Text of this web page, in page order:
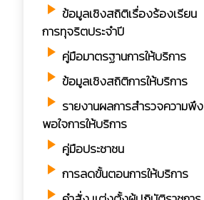
play_arrow ข้อมูลเชิงสถิติเรื่องร้องเรียน
การทุจริตประจำปี
play_arrow คู่มือมาตรฐานการให้บริการ
play_arrow ข้อมูลเชิงสถิติการให้บริการ
play_arrow รายงานผลการสำรวจความพึง
พอใจการให้บริการ
play_arrow คู่มือประชาชน
play_arrow การลดขั้นตอนการให้บริการ
play_arrow